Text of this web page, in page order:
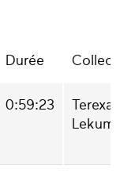
Durée
0:59:23
Terexa